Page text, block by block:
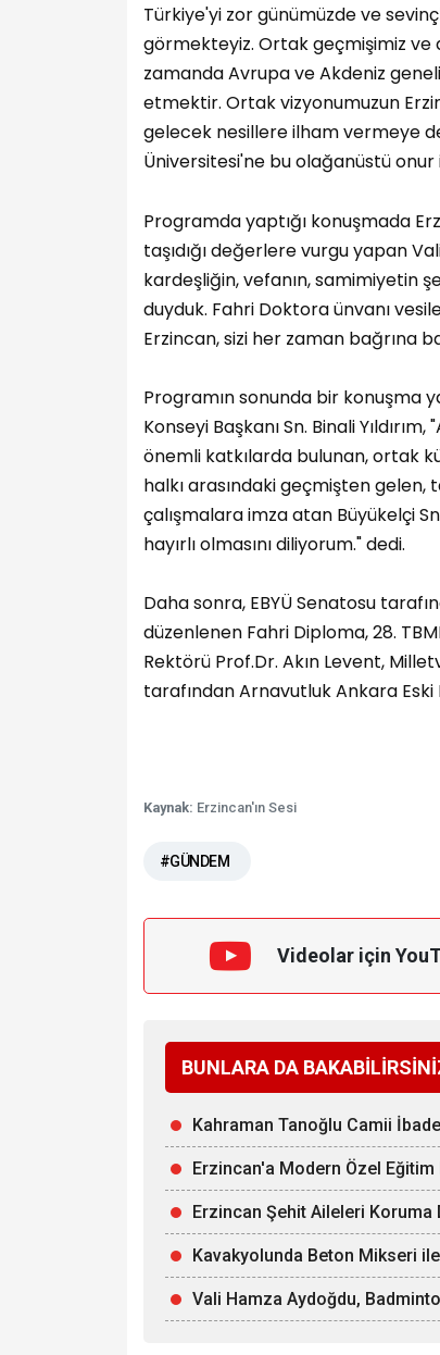
Türkiye'yi zor günümüzde ve
görmekteyiz. Ortak geçmişimiz ve
zamanda Avrupa ve Akdeniz
etmektir. Ortak vizyonumuzun
gelecek nesillere ilham vermeye
Üniversitesi'ne bu olağanüstü
Programda yaptığı konuşmada
taşıdığı değerlere vurgu yapan
kardeşliğin, vefanın, samimiyetin
duyduk. Fahri Doktora ünvanı
Erzincan, sizi her zaman bağrına
Programın sonunda bir konuşma
Konseyi Başkanı Sn. Binali
önemli katkılarda bulunan, ortak
halkı arasındaki geçmişten
çalışmalara imza atan Büyükelçi
hayırlı olmasını diliyorum." dedi.
Daha sonra, EBYÜ Senatosu
düzenlenen Fahri Diploma, 28.
Rektörü Prof.Dr. Akın Levent,
tarafından Arnavutluk Ankara
Kaynak: Erzincan'ın Sesi
#GÜNDEM
Videolar için
BUNLARA DA
Kahraman Tanoğlu Camii
Erzincan'a Modern Özel Eğitim
Erzincan Şehit Aileleri Koruma
Kavakyolunda Beton Mikseri ile
Vali Hamza Aydoğdu,